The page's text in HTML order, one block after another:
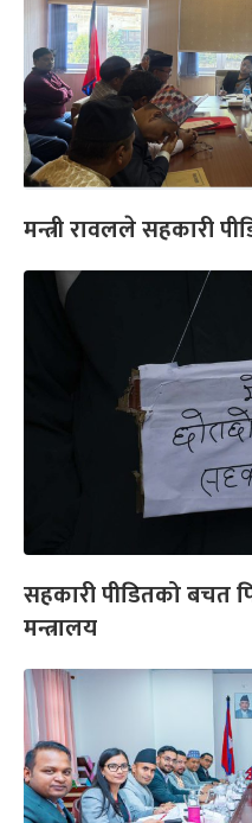
मन्त्री रावलले सहकारी
सहकारी पीडितको बचत
मन्त्रालय